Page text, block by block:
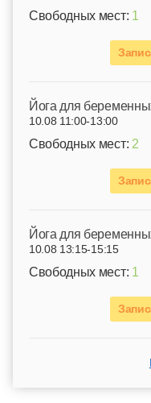
Свободных мест: 1
Йога для
10.08 11:00-13:00
Свободных мест: 2
Йога для
10.08 13:15-15:15
Свободных мест: 1